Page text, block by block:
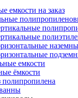
емкости на заказ
емкости
ёмкости
полипропилена